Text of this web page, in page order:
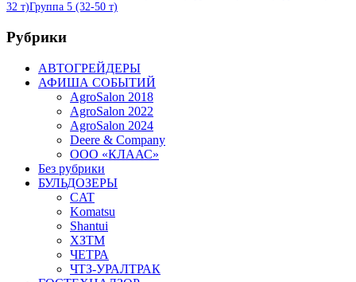
32 т)Группа 5 (32-50 т)
Рубрики
АВТОГРЕЙДЕРЫ
АФИША СОБЫТИЙ
AgroSalon 2018
AgroSalon 2022
AgroSalon 2024
Deere & Company
ООО «КЛААС»
Без рубрики
БУЛЬДОЗЕРЫ
CAT
Komatsu
Shantui
ХЗТМ
ЧЕТРА
ЧТЗ-УРАЛТРАК